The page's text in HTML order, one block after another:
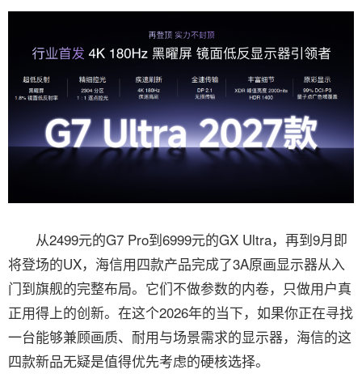
从2499元的G7 Pro到6999元的GX Ultra，再到9月即
将登场的UX，海信用四款产品完成了3A原画显示器从入
门到旗舰的完整布局。它们不做参数的内卷，只做用户真
正用得上的创新。在这个2026年的当下，如果你正在寻找
一台能够兼顾画质、耐用与场景需求的显示器，海信的这
四款新品无疑是值得优先考虑的硬核选择。